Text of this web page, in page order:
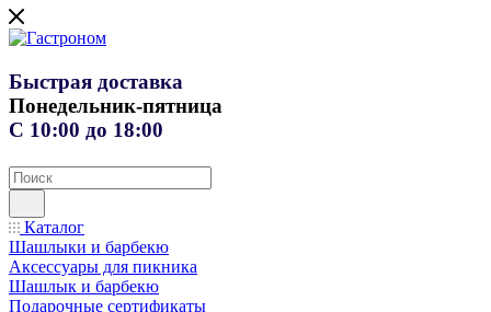
Быстрая доставка
Понедельник-пятница
С 10:00 до 18:00
Каталог
Шашлыки и барбекю
Аксессуары для пикника
Шашлык и барбекю
Подарочные сертификаты